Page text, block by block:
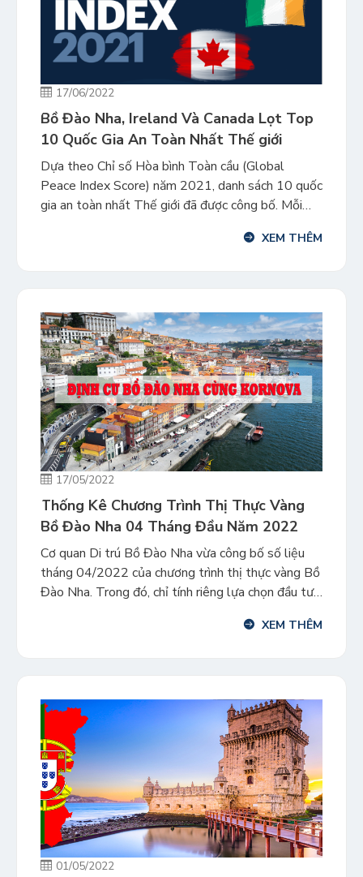
17/06/2022
Bồ Đào Nha, Ireland Và Canada Lọt Top
10 Quốc Gia An Toàn Nhất Thế giới
Dựa theo Chỉ số Hòa bình Toàn cầu (Global
Peace Index Score) năm 2021, danh sách 10 quốc
gia an toàn nhất Thế giới đã được công bố. Mỗi
bình Toàn cầu. Đây là một nghiên cứu về 163XEM THÊM
17/05/2022
Thống Kê Chương Trình Thị Thực Vàng
Bồ Đào Nha 04 Tháng Đầu Năm 2022
Cơ quan Di trú Bồ Đào Nha vừa công bố số liệu
tháng 04/2022 của chương trình thị thực vàng Bồ
Đào Nha. Trong đó, chỉ tính riêng lựa chọn đầu tư
doanh thu vượt tổng doanh thu của lựa chọn này
XEM THÊM
01/05/2022